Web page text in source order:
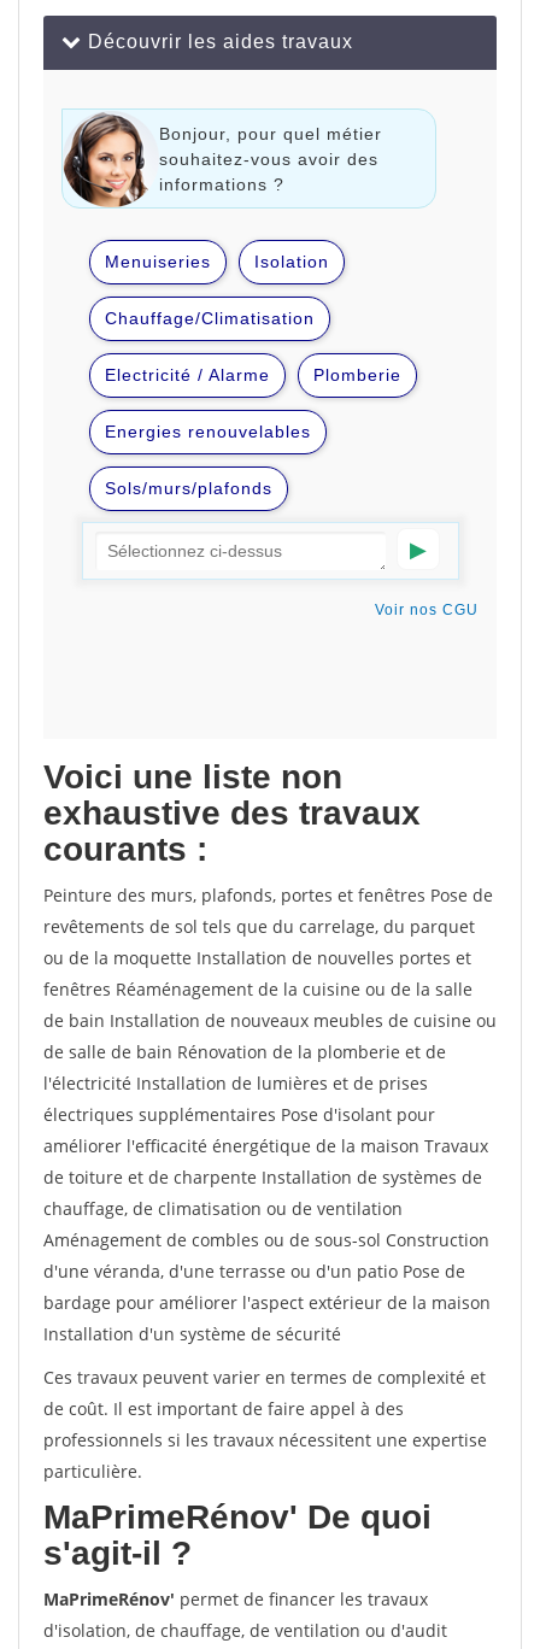
Voici une liste non
exhaustive des travaux
courants :
Peinture des murs, plafonds, portes et fenêtres Pose de
revêtements de sol tels que du carrelage, du parquet
ou de la moquette Installation de nouvelles portes et
fenêtres Réaménagement de la cuisine ou de la salle
de bain Installation de nouveaux meubles de cuisine ou
de salle de bain Rénovation de la plomberie et de
l'électricité Installation de lumières et de prises
électriques supplémentaires Pose d'isolant pour
améliorer l'efficacité énergétique de la maison Travaux
de toiture et de charpente Installation de systèmes de
chauffage, de climatisation ou de ventilation
Aménagement de combles ou de sous-sol Construction
d'une véranda, d'une terrasse ou d'un patio Pose de
bardage pour améliorer l'aspect extérieur de la maison
Installation d'un système de sécurité
Ces travaux peuvent varier en termes de complexité et
de coût. Il est important de faire appel à des
professionnels si les travaux nécessitent une expertise
particulière.
MaPrimeRénov' De quoi
s'agit-il ?
MaPrimeRénov' permet de financer les travaux
d'isolation, de chauffage, de ventilation ou d'audit